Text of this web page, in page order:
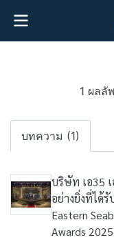
1 ผลลั
บทความ (1)
บริษัท เอ35
อย่างยิ่งที่ได้
Eastern
Awards 2025